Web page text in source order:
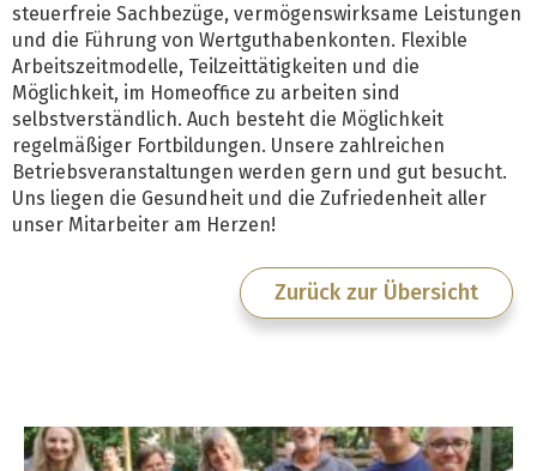
steuerfreie Sachbezüge, vermögenswirksame Leistungen
und die Führung von Wertguthabenkonten. Flexible
Arbeitszeitmodelle, Teilzeittätigkeiten und die
Möglichkeit, im Homeoffice zu arbeiten sind
selbstverständlich. Auch besteht die Möglichkeit
regelmäßiger Fortbildungen. Unsere zahlreichen
Betriebsveranstaltungen werden gern und gut besucht.
Uns liegen die Gesundheit und die Zufriedenheit aller
unser Mitarbeiter am Herzen!
Zurück zur Übersicht